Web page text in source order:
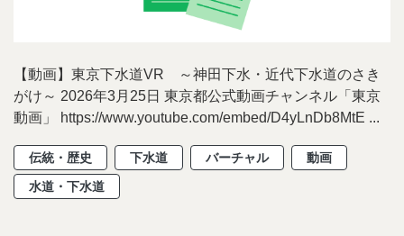
【動画】東京下水道VR ～神田下水・近代下水道のさき
がけ～ 2026年3月25日 東京都公式動画チャンネル「東京
動画」 https://www.youtube.com/embed/D4yLnDb8MtE ...
伝統・歴史 下水道 バーチャル
動画
水道・下水道